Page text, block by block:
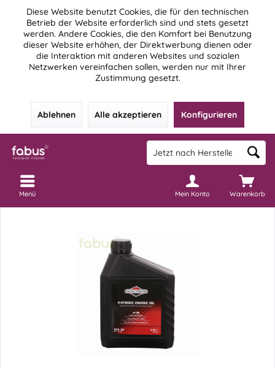
Diese Website benutzt Cookies, die für den technischen
Betrieb der Website erforderlich sind und stets gesetzt
werden. Andere Cookies, die den Komfort bei Benutzung
dieser Website erhöhen, der Direktwerbung dienen oder
die Interaktion mit anderen Websites und sozialen
Netzwerken vereinfachen sollen, werden nur mit Ihrer
Zustimmung gesetzt.
Ablehnen Alle akzeptieren Konfigurieren
Warenkorb
Mein Konto
Menü